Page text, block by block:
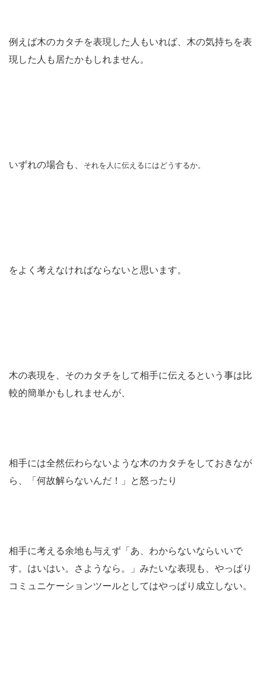
例えば木のカタチを表現した人もいれば、木の気持ちを表
現した人も居たかもしれません。
いずれの場合も、 それを人に伝えるにはどうするか。
をよく考えなければならないと思います。
木の表現を、そのカタチをして相手に伝えるという事は比
較的簡単かもしれませんが、
相手には全然伝わらないような木のカタチをしておきなが
ら、「何故解らないんだ！」と怒ったり
相手に考える余地も与えず「あ、わからないならいいで
す。はいはい。さようなら。」みたいな表現も、やっぱり
コミュニケーションツールとしてはやっぱり成立しない。